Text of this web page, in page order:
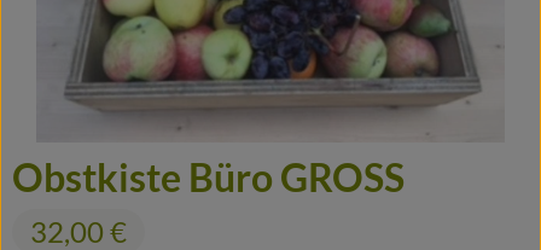
Frisches
Haltbares
Fertiggerichte
Durstlöscher
Putz- und Waschmittel
Obstkiste Büro GROSS
32,00 €